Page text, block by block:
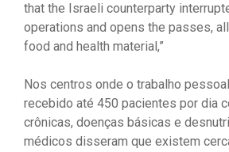
that the Israeli counterparty
operations and opens the passes,
food and health material,”
Nos centros onde o trabalho
recebido até 450 pacientes por dia
crônicas, doenças básicas e
médicos disseram que existem